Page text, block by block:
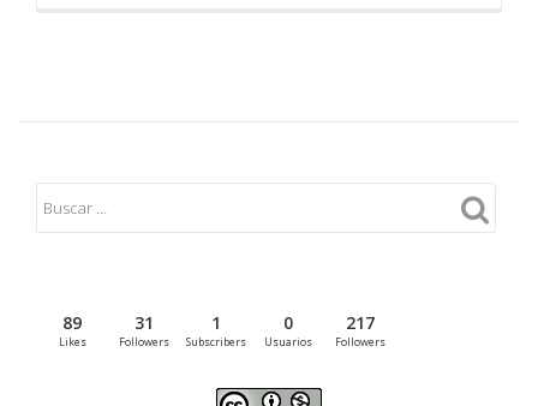
(Parte
89
Likes
31
Followers
1
Subscribers
0
Usuarios
217
Followers